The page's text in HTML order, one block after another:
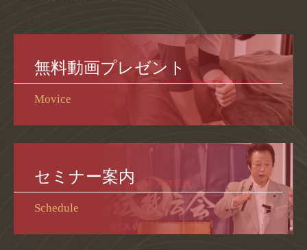
無料動画プレゼント
Movice
セミナー案内
Schedule